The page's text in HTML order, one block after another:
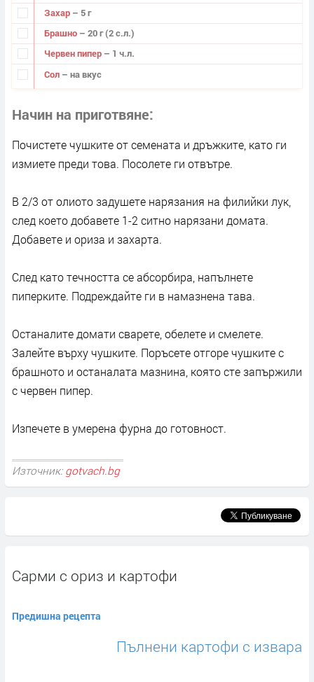
Захар – 5 г
Брашно – 20 г (2 с.л.)
Червен пипер – 1 ч.л.
Сол – на вкус
Начин на приготвяне
Почистете чушките от семената и дръжките, като ги
измиете преди това. Посолете ги отвътре.
В 2/3 от олиото задушете нарязания на филийки лук,
след което добавете 1-2 ситно нарязани домата.
Добавете и ориза и захарта.
След като течността се абсорбира, напълнете
пиперките. Подреждайте ги в намазнена тава.
Останалите домати сварете, обелете и смелете.
Залейте върху чушките. Поръсете отгоре чушките с
брашното и останалата мазнина, която сте запържили
с червен пипер.
Изпечете в умерена фурна до готовност.
Източник: gotvach.bg
Сарми с ориз и картофи
Предишна рецепта
Пълнени картофи с извара